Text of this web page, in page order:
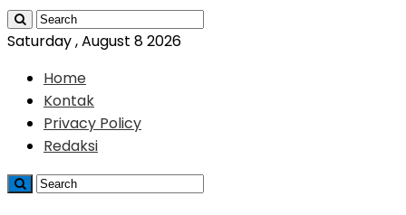
Saturday , August 8 2026
Home
Kontak
Privacy Policy
Redaksi